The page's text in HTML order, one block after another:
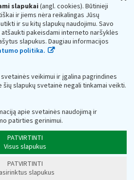
slapukai(angl. cookies). Būtinieji
ir jiems nėra reikalingas Jūsų
ir su kitų slapukų naudojimu. Savo
pakeisdami interneto naršyklės
slapukus. Daugiau informacijos
politika.
veikimui ir įgalina pagrindines
šių slapukų svetainė negali tinkamai veikti.
apie svetainės naudojimą ir
patirties gerinimui.
PATVIRTINTI
Visus slapukus
PATVIRTINTI
slapukus
ministerijos
asmens kodas — 188659752,
14, 01107 Vilnius, Lietuva, el.paštas:
adresas 188659752
mokesčių inspekciją prie Lietuvos
kaupiami ir saugomi Juridinių